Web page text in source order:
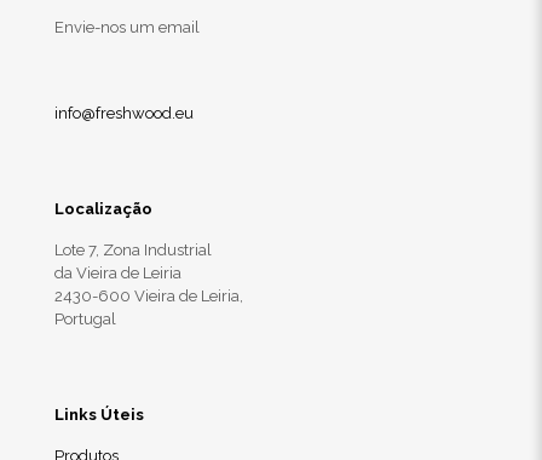
Envie-nos um email
info@freshwood.eu
Localização
Lote 7, Zona Industrial
da Vieira de Leiria
2430-600 Vieira de Leiria,
Portugal
Links Úteis
Produtos